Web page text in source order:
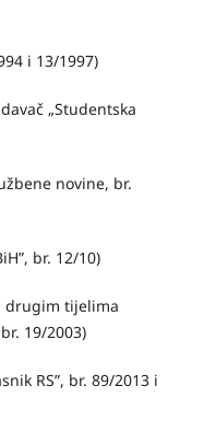
i 13/1997)
„Studentska
novine, br.
br. 12/10)
drugim tijelima
19/2003)
RS”, br. 89/2013 i